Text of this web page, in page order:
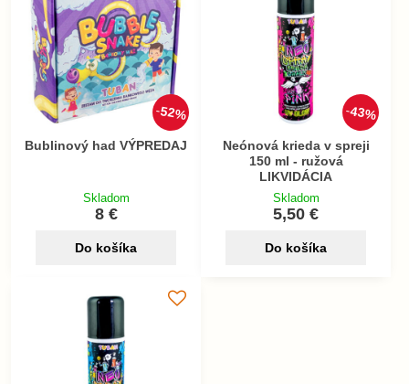
52%
Bublinový had VÝPREDAJ
Skladom
8 €
Do košíka
43%
Neónová krieda v spreji
150 ml - ružová
LIKVIDÁCIA
Skladom
5,50 €
Do košíka